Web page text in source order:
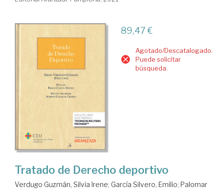
89,47 €
Agotado/Descatalogado.
Puede solicitar
búsqueda.
Tratado de Derecho deportivo
Verdugo Guzmán, Silvia Irene; García Silvero, Emilio; Palomar